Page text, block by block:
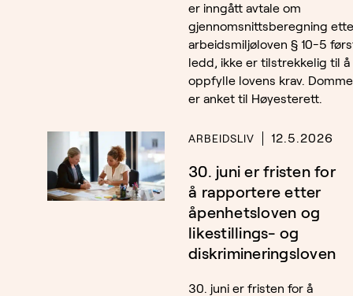
er inngått avtale om
gjennomsnittsberegning
arbeidsmiljøloven § 10-5
ledd, ikke er tilstrekkelig til å
oppfylle lovens krav.
er anket til Høyesterett.
ARBEIDSLIV 12.5.2026
30. juni er fristen for
å rapportere etter
åpenhetsloven og
likestillings- og
diskrimineringsloven
30. juni er fristen for å